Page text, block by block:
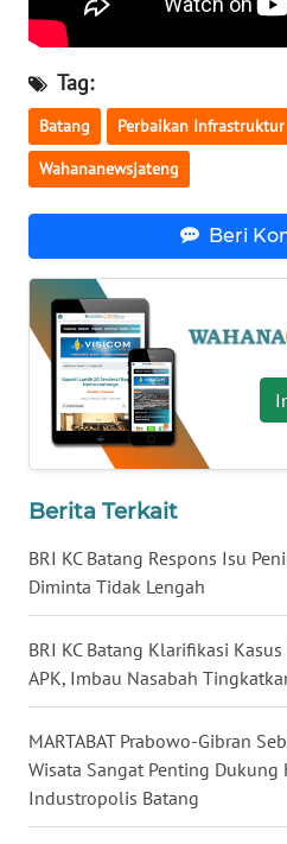
Tag:
Batang Perbaikan Infrastruktur
Wahananewsjateng
Beri
Berita Terkait
BRI KC Batang Respons Isu
Diminta Tidak Lengah
BRI KC Batang Klarifikasi
APK, Imbau Nasabah
MARTABAT Prabowo-Gibran
Wisata Sangat Penting Dukung
Industropolis Batang
WN
WN
SUMBAR
WN
WN
BENGKULU
WN
LAMPUNG
WN
JATENG
WN
NUSANTARA
WN
JOGJA
WN
JATIM
WN